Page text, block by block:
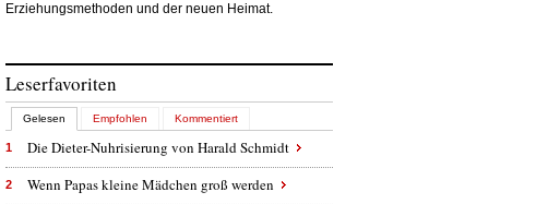
Erziehungsmethoden und der neuen Heimat.
Leserfavoriten
Gelesen Empfohlen Kommentiert
1 Die Dieter-Nuhrisierung von Harald Schmidt
2 Wenn Papas kleine Mädchen groß werden